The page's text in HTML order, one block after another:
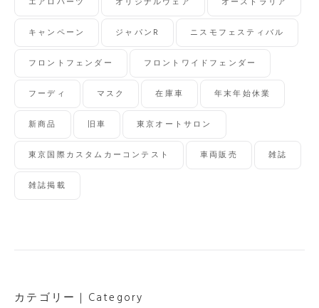
キャンペーン ジャパンR ニスモフェスティバル
フロントフェンダー フロントワイドフェンダー
フーディ マスク 在庫車 年末年始休業
新商品 旧車 東京オートサロン
東京国際カスタムカーコンテスト 車両販売 雑誌
雑誌掲載
カテゴリー｜Category